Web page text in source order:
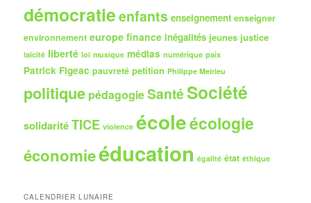
démocratieenfants enseignement enseigner
environnement europe finance inégalités jeunes justice
laïcité liberté loi musique médias numérique paix
Patrick Figeac pauvreté petition Philippe Meirieu
politique pédagogieSantéSociété
solidaritéTICE violence écoleécologie
économieéducation égalité état éthique
CALENDRIER LUNAIRE